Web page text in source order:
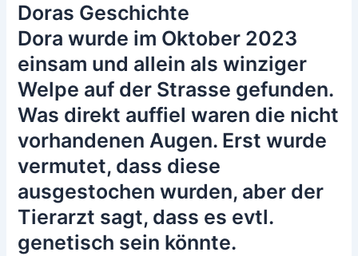
Doras Geschichte
Dora wurde im Oktober 2023
einsam und allein als winziger
Welpe auf der Strasse gefunden.
Was direkt auffiel waren die nicht
vorhandenen Augen. Erst wurde
vermutet, dass diese
ausgestochen wurden, aber der
Tierarzt sagt, dass es evtl.
genetisch sein könnte.